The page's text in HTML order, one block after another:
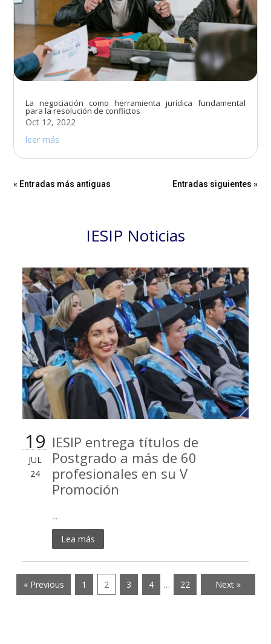
La negociación como herramienta jurídica fundamental
para la resolución de conflictos
Oct 12, 2022
leer más
« Entradas más antiguas Entradas siguientes »
IESIP Noticias
19
JUL
24
IESIP entrega títulos de
Postgrado a más de 60
profesionales en su V
Promoción
...
Lea más
« Previous 1 2 3 4 … 22 Next »